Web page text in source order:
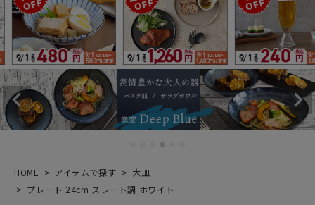
HOME アイテムで探す
大皿
プレート 24cm スレート調 ホワイト